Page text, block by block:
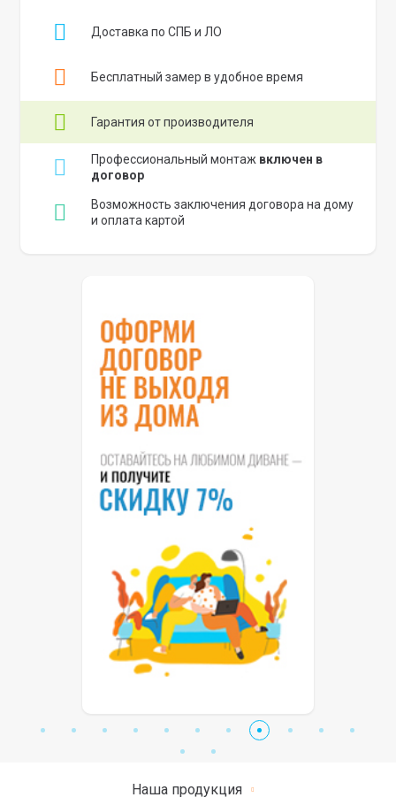
Доставка по СПБ и ЛО
Бесплатный замер в удобное время
Гарантия от производителя
Профессиональный монтаж включен в
договор
Возможность заключения договора на дому
и оплата картой
Наша продукция